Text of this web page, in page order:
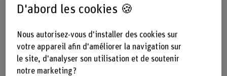
D'abord les cookies 🍪
Nous autorisez-vous d'installer des cookies sur
votre appareil afin d'améliorer la navigation sur
le site, d'analyser son utilisation et de soutenir
notre marketing ?